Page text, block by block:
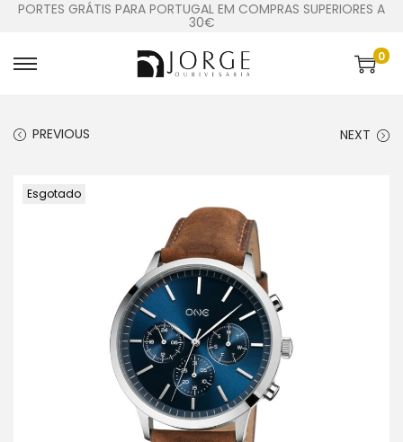
PORTES GRÁTIS PARA PORTUGAL EM COMPRAS SUPERIORES A
30€
0
PREVIOUS NEXT
Esgotado